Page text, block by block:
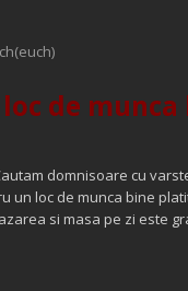
de munca
domnisoare cu
un loc de munca bine
si masa pe zi este